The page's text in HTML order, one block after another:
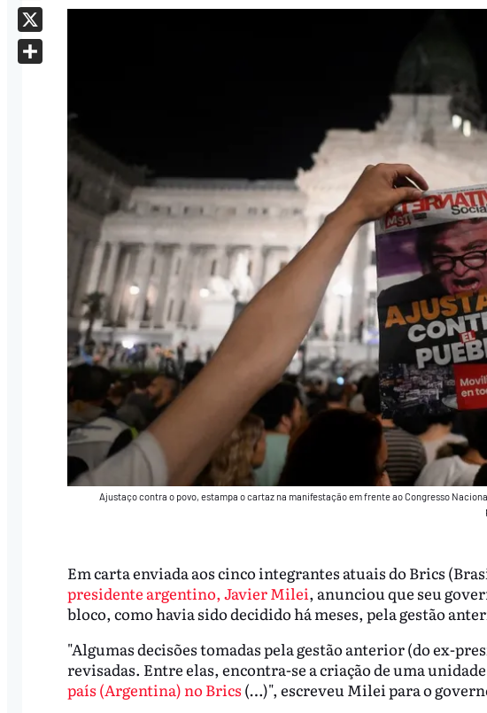
Ajustaço contra o povo, estampa o cartaz na manifestação em frente ao Congresso
Em carta enviada aos cinco integrantes atuais do Brics
presidente argentino, Javier Milei, anunciou que seu
bloco, como havia sido decidido há meses, pela gestão
"Algumas decisões tomadas pela gestão anterior (do ex-
revisadas. Entre elas, encontra-se a criação de uma
país (Argentina) no Brics (…)", escreveu Milei para o
Email
X